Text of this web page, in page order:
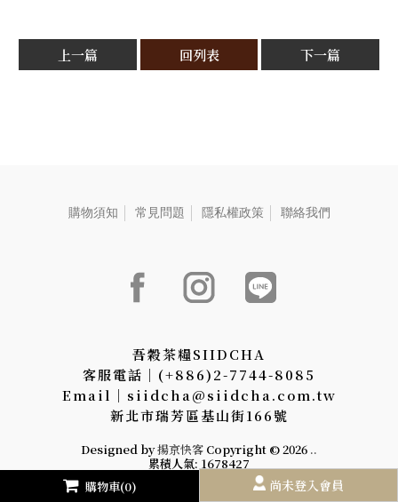
尚未登入會員
上一篇 回列表 下一篇
購物車(0)
購物須知 常見問題 隱私權政策 聯絡我們
吾穀茶糧SIIDCHA
客服電話│(+886)2-7744-8085
Email│siidcha@siidcha.com.tw
新北市瑞芳區基山街166號
Designed by揚京快客 Copyright © 2026 ..
累積人氣: 1678427